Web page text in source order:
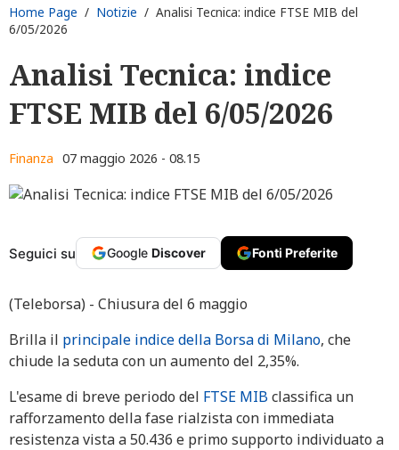
Home Page / Notizie / Analisi Tecnica: indice FTSE MIB del
6/05/2026
Analisi Tecnica: indice
FTSE MIB del 6/05/2026
Finanza 07 maggio 2026 - 08.15
Seguici su Google Discover Fonti Preferite
(Teleborsa) - Chiusura del 6 maggio
Brilla il principale indice della Borsa di Milano, che
chiude la seduta con un aumento del 2,35%.
L'esame di breve periodo del FTSE MIBclassifica un
rafforzamento della fase rialzista con immediata
resistenza vista a 50.436 e primo supporto individuato a